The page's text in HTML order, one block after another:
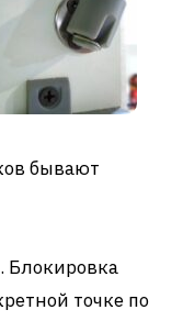
бывают
Блокировка
точке по